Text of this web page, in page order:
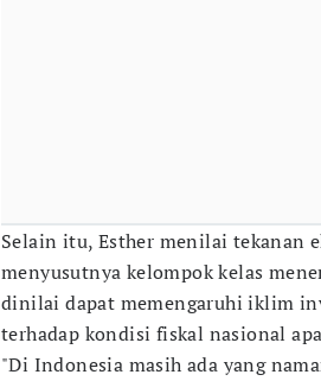
Selain itu, Esther menilai tekanan
menyusutnya kelompok kelas
dinilai dapat memengaruhi iklim
terhadap kondisi fiskal nasional
"Di Indonesia masih ada yang